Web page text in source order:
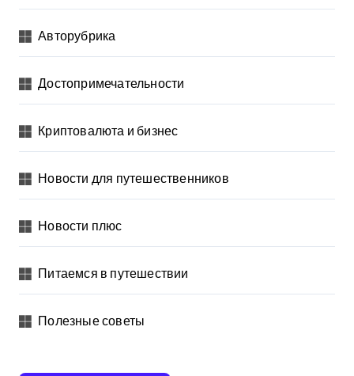
Авторубрика
Достопримечательности
Криптовалюта и бизнес
Новости для путешественников
Новости плюс
Питаемся в путешествии
Полезные советы